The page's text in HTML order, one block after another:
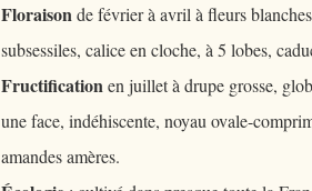
Floraison de février à avril à fleurs
subsessiles, calice en cloche, à 5 lobes,
Fructification en juillet à drupe grosse,
une face, indéhiscente, noyau ovale-
amandes amères.